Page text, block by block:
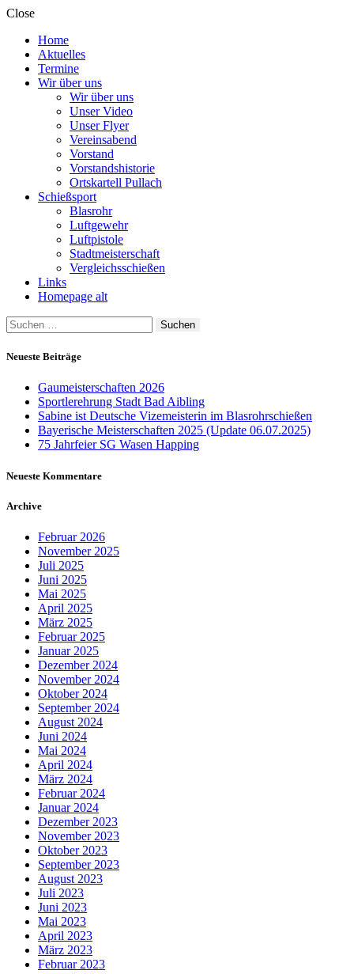
Close
Home
Aktuelles
Termine
Wir über uns
Wir über uns
Unser Video
Unser Flyer
Vereinsabend
Vorstand
Vorstandshistorie
Ortskartell Pullach
Schießsport
Blasrohr
Luftgewehr
Luftpistole
Stadtmeisterschaft
Vergleichsschießen
Links
Homepage alt
Suche
nach:
Neueste Beiträge
Gaumeisterschaften 2026
Sportlerehrung Stadt Bad Aibling
Sabine ist Deutsche Vizemeisterin im Blasrohrschießen
Bayerische Meisterschaften 2025 (Update 06.07.2025)
75 Jahrfeier SG Wasen Happing
Neueste Kommentare
Archive
Februar 2026
November 2025
Juli 2025
Juni 2025
Mai 2025
April 2025
März 2025
Februar 2025
Januar 2025
Dezember 2024
November 2024
Oktober 2024
September 2024
August 2024
Juni 2024
Mai 2024
April 2024
März 2024
Februar 2024
Januar 2024
Dezember 2023
November 2023
Oktober 2023
September 2023
August 2023
Juli 2023
Juni 2023
Mai 2023
April 2023
März 2023
Februar 2023